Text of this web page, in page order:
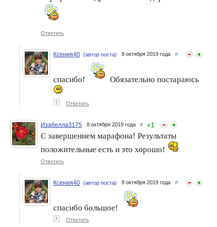
Ответить
Ксения40 (автор поста) 8 октября 2019 года #
спасибо! Обязательно постараюсь
↑ Ответить
Изабелла3175 8 октября 2019 года # +1
С завершением марафона! Результаты
положительные есть и это хорошо!
Ответить
Ксения40 (автор поста) 8 октября 2019 года #
спасибо большое!
↑ Ответить